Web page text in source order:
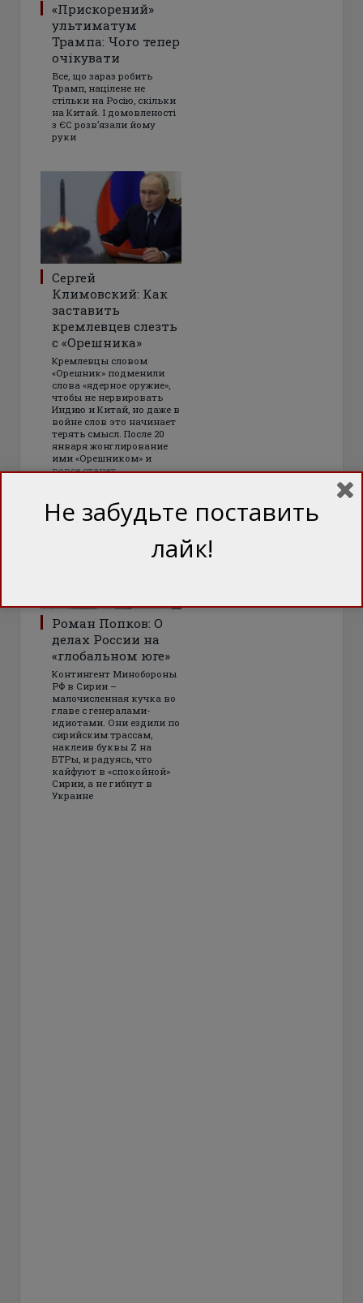
«Прискорений»
ультиматум
Трампа: Чого тепер
очікувати
Все, що зараз робить
Трамп, націлене не
стільки на Росію, скільки
на Китай. І домовленості
з ЄС розвʼязали йому
руки
Сергей
Климовский: Как
заставить
кремлевцев слезть
с «Орешника»
Кремлевцы словом
«Орешник» подменили
слова «ядерное оружие»,
чтобы не нервировать
Индию и Китай, но даже в
войне слов это начинает
терять смысл. После 20
января жонглирование
ими «Орешником» и
вовсе станет
Роман Попков: О
делах России на
«глобальном юге»
Контингент Минобороны
РФ в Сирии –
малочисленная кучка во
главе с генералами-
идиотами. Они ездили по
сирийским трассам,
наклеив буквы Z на
БТРы, и радуясь, что
кайфуют в «спокойной»
Сирии, а не гибнут в
Украине
Не забудьте поставить
лайк!